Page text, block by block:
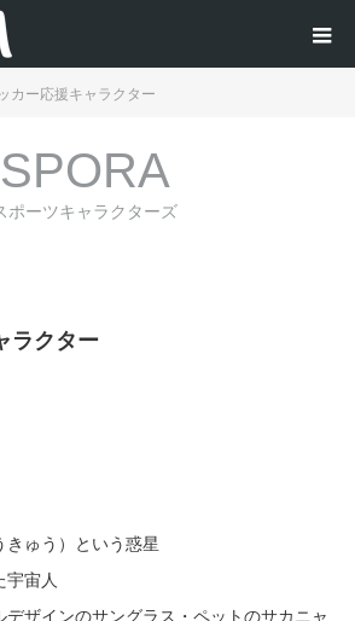
カー応援キャラクター
SPORA
ポーツキャラクターズ
ラクター
きゅう）という惑星
宇宙人
ザインのサングラス・ペットのサカニャ